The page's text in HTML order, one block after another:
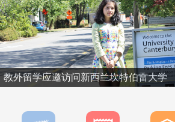
教外留学应邀访问新西兰坎特伯雷大学